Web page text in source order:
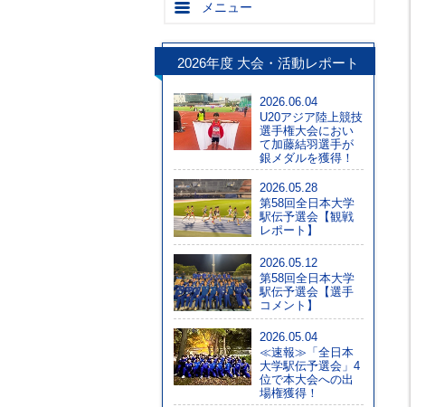
メニュー
2026年度 大会・活動レポート
2026.06.04
U20アジア陸上競技
選手権大会におい
て加藤結羽選手が
銀メダルを獲得！
2026.05.28
第58回全日本大学
駅伝予選会【観戦
レポート】
2026.05.12
第58回全日本大学
駅伝予選会【選手
コメント】
2026.05.04
≪速報≫「全日本
大学駅伝予選会」4
位で本大会への出
場権獲得！